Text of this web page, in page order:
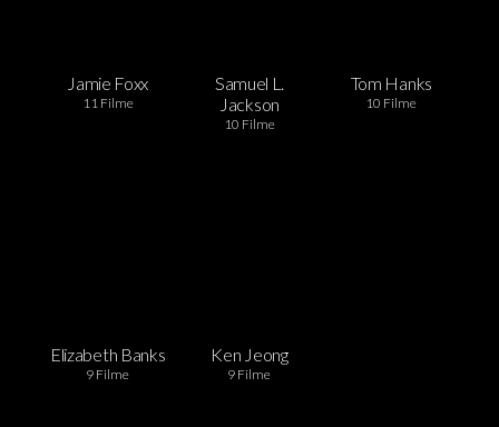
Jamie Foxx
11 Filme
Samuel L.
Jackson
10 Filme
Tom Hanks
10 Filme
Elizabeth Banks
9 Filme
Ken Jeong
9 Filme